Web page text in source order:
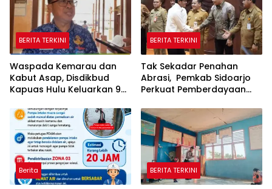
BERITA TERKINI
Waspada Kemarau dan
Kabut Asap, Disdikbud
Kapuas Hulu Keluarkan 9
Kesehatan Siswa
BERITA TERKINI
Tak Sekadar Penahan
Abrasi, Pemkab Sidoarjo
Perkuat Pemberdayaan
Berbasis Ekosistem
Mangrove
Berita BERITA TERKINI